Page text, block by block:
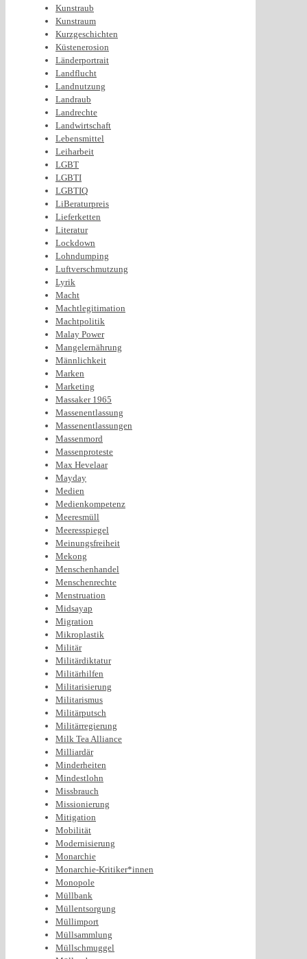
Kunstraub
Kunstraum
Kurzgeschichten
Küstenerosion
Länderportrait
Landflucht
Landnutzung
Landraub
Landrechte
Landwirtschaft
Lebensmittel
Leiharbeit
LGBT
LGBTI
LGBTIQ
LiBeraturpreis
Lieferketten
Literatur
Lockdown
Lohndumping
Luftverschmutzung
Lyrik
Macht
Machtlegitimation
Machtpolitik
Malay Power
Mangelernährung
Männlichkeit
Marken
Marketing
Massaker 1965
Massenentlassung
Massenentlassungen
Massenmord
Massenproteste
Max Hevelaar
Mayday
Medien
Medienkompetenz
Meeresmüll
Meeresspiegel
Meinungsfreiheit
Mekong
Menschenhandel
Menschenrechte
Menstruation
Midsayap
Migration
Mikroplastik
Militär
Militärdiktatur
Militärhilfen
Militarisierung
Militarismus
Militärputsch
Militärregierung
Milk Tea Alliance
Milliardär
Minderheiten
Mindestlohn
Missbrauch
Missionierung
Mitigation
Mobilität
Modernisierung
Monarchie
Monarchie-Kritiker*innen
Monopole
Müllbank
Müllentsorgung
Müllimport
Müllsammlung
Müllschmuggel